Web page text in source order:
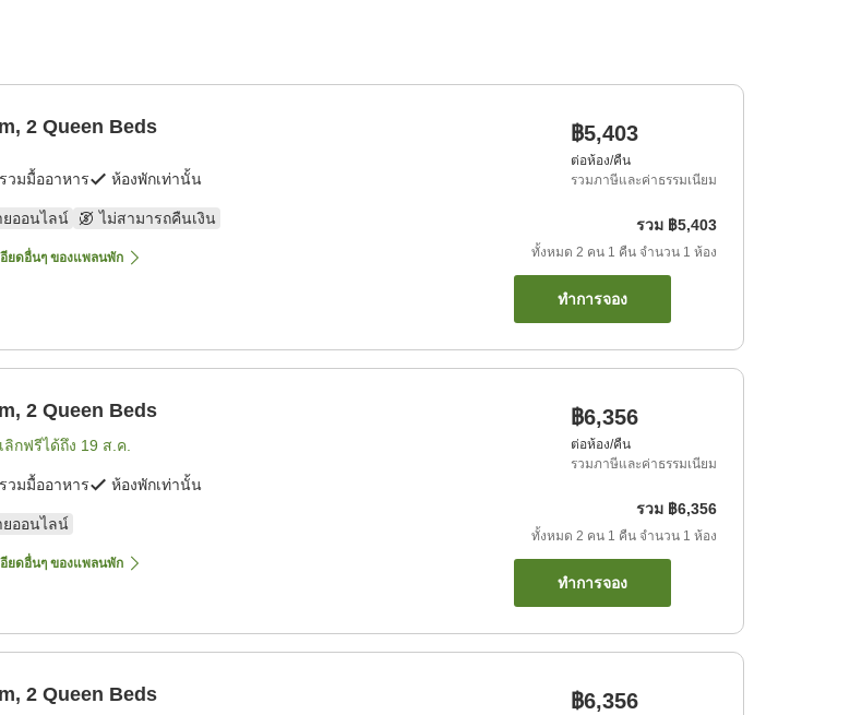
2 Queen Beds
วมมื้ออาหาร ห้องพักเท่านั้น
ยออนไลน์ ไม่สามารถคืนเงิน
อียดอื่นๆ ของแพลนพัก
฿5,403
ต่อห้อง/คืน
รวมภาษีและค่าธรรมเนียม
รวม ฿5,403
ทั้งหมด 2 คน 1 คืน จำนวน 1 ห้อง
ทำการจอง
2 Queen Beds
ลิกฟรีได้ถึง 19 ส.ค.
วมมื้ออาหาร ห้องพักเท่านั้น
ยออนไลน์
อียดอื่นๆ ของแพลนพัก
฿6,356
ต่อห้อง/คืน
รวมภาษีและค่าธรรมเนียม
รวม ฿6,356
ทั้งหมด 2 คน 1 คืน จำนวน 1 ห้อง
ทำการจอง
2 Queen Beds ฿6,356